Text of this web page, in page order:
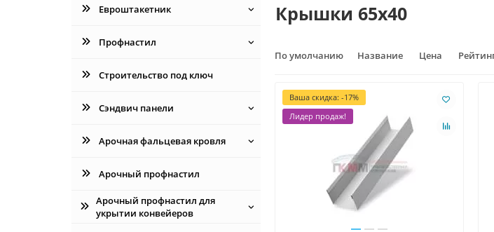
Евроштакетник
Профнастил
Строительство под ключ
Сэндвич панели
Арочная фальцевая кровля
Арочный профнастил
Арочный профнастил для
укрытии конвейеров
Крышки 65х40
По умолчанию Название Цена
Ваша скидка: -17%
Лидер продаж!